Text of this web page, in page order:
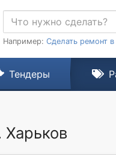
Например: Сделать ремонт в
Тендеры
Харьков